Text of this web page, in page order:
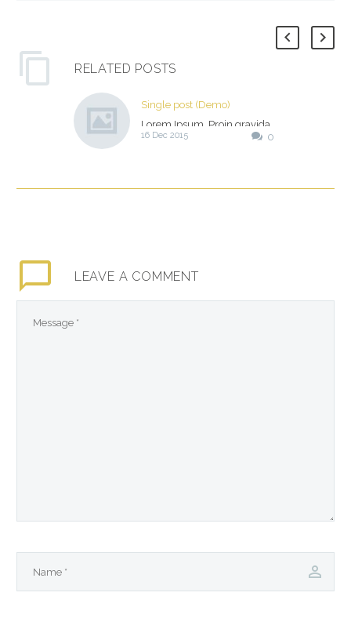
RELATED POSTS
Single post (Demo)
Lorem Ipsum. Proin gravida
nibh vel velit auctor aliquet.
0
16 Dec 2015
LEAVE A COMMENT